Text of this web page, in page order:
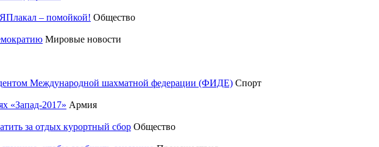
– помойкой! Общество
Мировые новости
Международной шахматной федерации (ФИДЕ) Спорт
«Запад-2017» Армия
за отдых курортный сбор Общество